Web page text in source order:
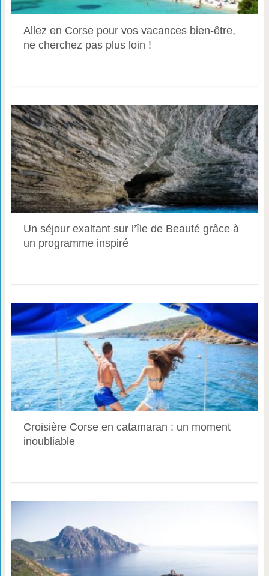
Allez en Corse pour vos vacances bien-être,
ne cherchez pas plus loin !
Un séjour exaltant sur l’île de Beauté grâce à
un programme inspiré
Croisière Corse en catamaran : un moment
inoubliable